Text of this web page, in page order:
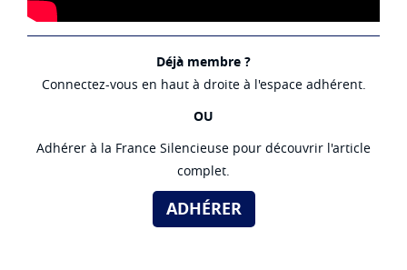
Déjà membre ?
Connectez-vous en haut à droite à l'espace adhérent.
OU
Adhérer à la France Silencieuse pour découvrir l'article
complet.
ADHÉRER